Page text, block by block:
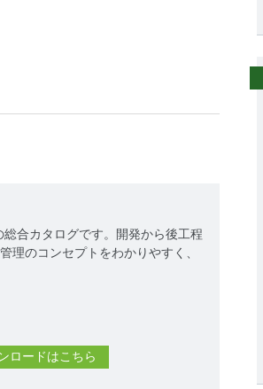
合カタログです。開発から後工程
理のコンセプトをわかりやすく、
ロードはこちら